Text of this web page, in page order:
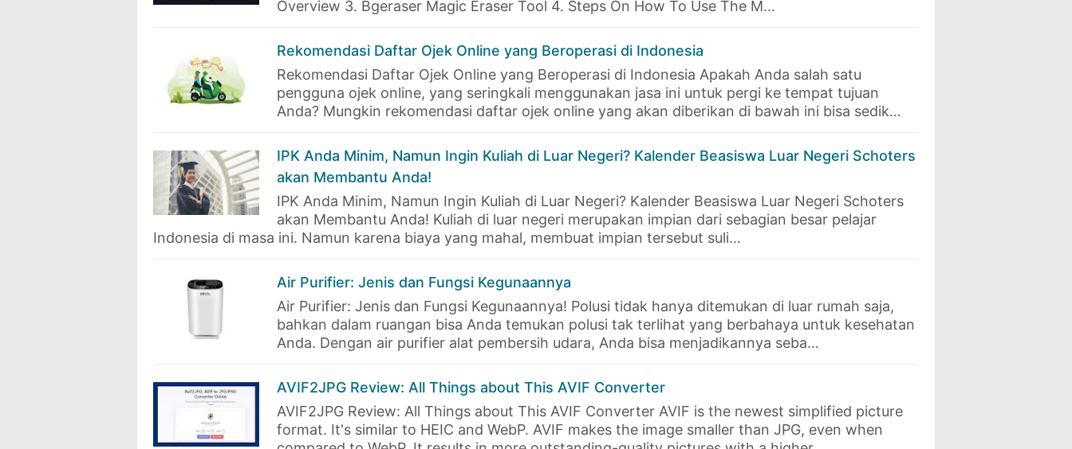
Overview 3. Bgeraser Magic Eraser Tool 4. Steps On How To Use The M…
Rekomendasi Daftar Ojek Online yang Beroperasi di Indonesia
Rekomendasi Daftar Ojek Online yang Beroperasi di Indonesia Apakah Anda salah satu
pengguna ojek online, yang seringkali menggunakan jasa ini untuk pergi ke tempat tujuan
Anda? Mungkin rekomendasi daftar ojek online yang akan diberikan di bawah ini bisa sedik…
IPK Anda Minim, Namun Ingin Kuliah di Luar Negeri? Kalender Beasiswa Luar Negeri Schoters
akan Membantu Anda!
IPK Anda Minim, Namun Ingin Kuliah di Luar Negeri? Kalender Beasiswa Luar Negeri Schoters
akan Membantu Anda! Kuliah di luar negeri merupakan impian dari sebagian besar pelajar
Indonesia di masa ini. Namun karena biaya yang mahal, membuat impian tersebut suli…
Air Purifier: Jenis dan Fungsi Kegunaannya
Air Purifier: Jenis dan Fungsi Kegunaannya! Polusi tidak hanya ditemukan di luar rumah saja,
bahkan dalam ruangan bisa Anda temukan polusi tak terlihat yang berbahaya untuk kesehatan
Anda. Dengan air purifier alat pembersih udara, Anda bisa menjadikannya seba…
AVIF2JPG Review: All Things about This AVIF Converter
AVIF2JPG Review: All Things about This AVIF Converter AVIF is the newest simplified picture
format. It's similar to HEIC and WebP. AVIF makes the image smaller than JPG, even when